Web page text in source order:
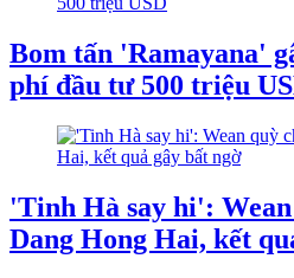
Bom tấn 'Ramayana'
phí đầu tư 500 triệu
'Tinh Hà say hi':
Dang Hong Hai, kết